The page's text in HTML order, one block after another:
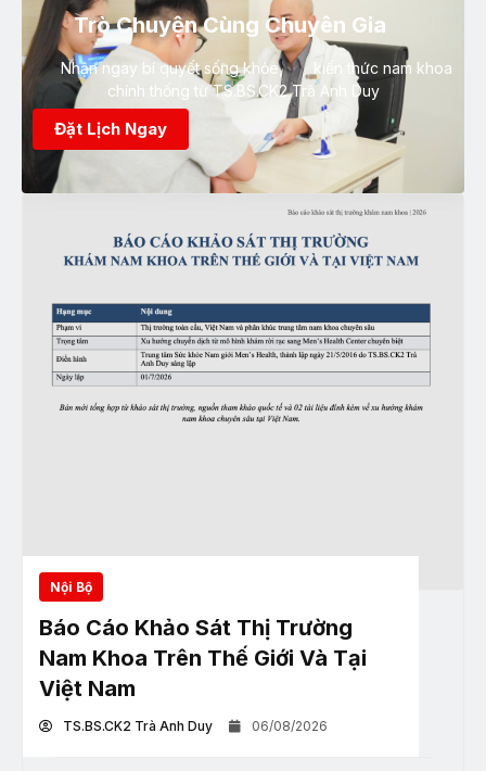
Trò Chuyện Cùng Chuyên Gia
Nhận ngay bí quyết sống khỏe, kiến thức nam khoa
chính thống từ TS.BS.CK2 Trà Anh Duy
Đặt Lịch Ngay
Nội Bộ
Báo Cáo Khảo Sát Thị Trường
Nam Khoa Trên Thế Giới Và Tại
Việt Nam
TS.BS.CK2 Trà Anh Duy 06/08/2026